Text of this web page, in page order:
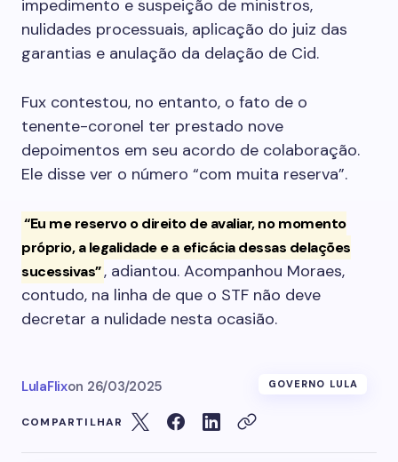
impedimento e suspeição de ministros,
nulidades processuais, aplicação do juiz das
garantias e anulação da delação de Cid.
Fux contestou, no entanto, o fato de o
tenente-coronel ter prestado nove
depoimentos em seu acordo de colaboração.
Ele disse ver o número “com muita reserva”.
“Eu me reservo o direito de avaliar, no momento
próprio, a legalidade e a eficácia dessas delações
sucessivas”, adiantou. Acompanhou Moraes,
contudo, na linha de que o STF não deve
decretar a nulidade nesta ocasião.
LulaFlixon 26/03/2025 GOVERNO LULA
COMPARTILHAR